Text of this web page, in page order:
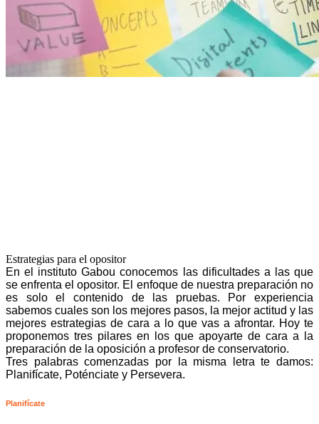
Estrategias para el opositor
En el instituto Gabou conocemos las dificultades a las que
se enfrenta el opositor. El enfoque de nuestra preparación no
es solo el contenido de las pruebas. Por experiencia
sabemos cuales son los mejores pasos, la mejor actitud y las
mejores estrategias de cara a lo que vas a afrontar. Hoy te
proponemos tres pilares en los que apoyarte de cara a la
preparación de la oposición a profesor de conservatorio.
Tres palabras comenzadas por la misma letra te damos:
Planifícate, Poténciate y Persevera.
Planifícate